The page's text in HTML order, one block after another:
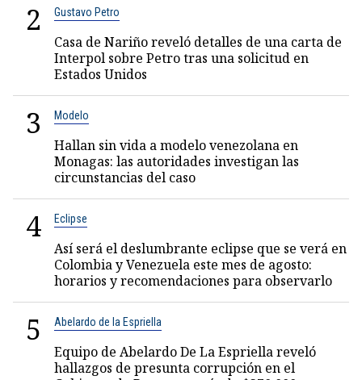
2 Gustavo Petro
Casa de Nariño reveló detalles de una carta de
Interpol sobre Petro tras una solicitud en
Estados Unidos
3 Modelo
Hallan sin vida a modelo venezolana en
Monagas: las autoridades investigan las
circunstancias del caso
4 Eclipse
Así será el deslumbrante eclipse que se verá en
Colombia y Venezuela este mes de agosto:
horarios y recomendaciones para observarlo
5 Abelardo de la Espriella
Equipo de Abelardo De La Espriella reveló
hallazgos de presunta corrupción en el